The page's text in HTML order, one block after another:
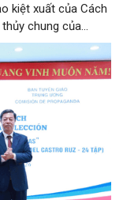
kiệt xuất của Cách
chung của
5/8, tại Hà Nội,
hợp với Ban Tuyên
“Tuyển tập các
Ruz” gồm 24